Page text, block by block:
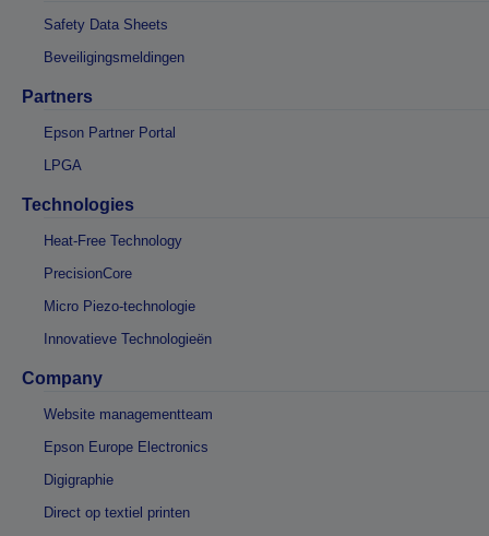
Safety Data Sheets
Beveiligingsmeldingen
Partners
Epson Partner Portal
LPGA
Technologies
Heat-Free Technology
PrecisionCore
Micro Piezo-technologie
Innovatieve Technologieën
Company
Website managementteam
Epson Europe Electronics
Digigraphie
Direct op textiel printen